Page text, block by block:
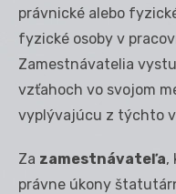
právnické alebo
fyzické osoby v
Zamestnávatelia
vzťahoch vo svojom
vyplývajúcu z týchto
Za zamestnávateľa,
právne úkony